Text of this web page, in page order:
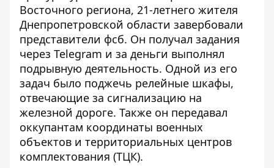
Восточного региона, 21-летнего жителя
Днепропетровской области завербовали
представители фсб. Он получал задания
через Telegram и за деньги выполнял
подрывную деятельность. Одной из его
задач было поджечь релейные шкафы,
отвечающие за сигнализацию на
железной дороге. Также он передавал
оккупантам координаты военных
объектов и территориальных центров
комплектования (ТЦК).